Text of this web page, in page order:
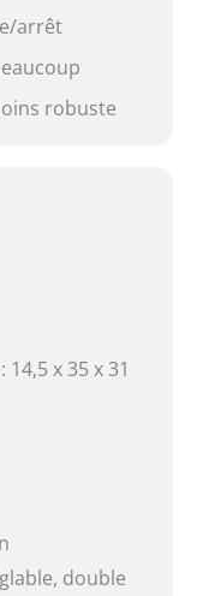
arrêt
robuste
x 35 x 31
double